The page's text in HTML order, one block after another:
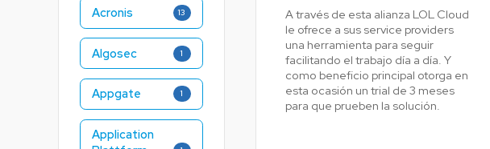
Acronis 13
Algosec 1
Appgate 1
Application
A través de esta alianza LOL Cloud
le ofrece a sus service providers
una herramienta para seguir
facilitando el trabajo día a día. Y
como beneficio principal otorga en
esta ocasión un trial de 3 meses
para que prueben la solución.